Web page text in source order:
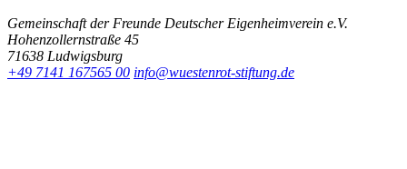
Gemeinschaft der Freunde Deutscher Eigenheimverein e.V.
Hohenzollernstraße 45
71638 Ludwigsburg
+49 7141 167565 00 info@wuestenrot-stiftung.de